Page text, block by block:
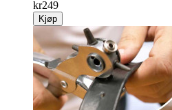
kr249
Kjøp